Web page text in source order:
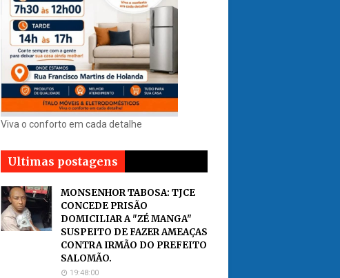
Viva o conforto em cada detalhe
Ultimas postagens
MONSENHOR TABOSA: TJCE
CONCEDE PRISÃO
DOMICILIAR A "ZÉ MANGA"
SUSPEITO DE FAZER AMEAÇAS
CONTRA IRMÃO DO PREFEITO
SALOMÃO.
19:48:00